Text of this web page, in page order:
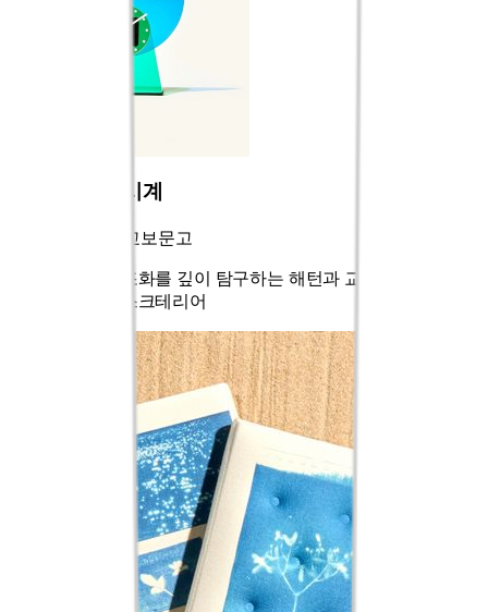
미드 센츄리 시계
HATTERN x 교보문고
소재와 색상의 조화를 깊이 탐구하는 해턴과 교보문고가 만나
완성된 컬러 데스크테리어